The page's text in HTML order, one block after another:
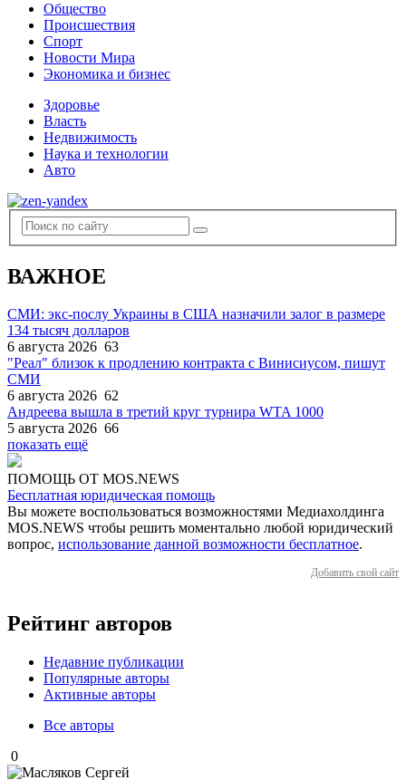
Общество
Происшествия
Спорт
Новости Мира
Экономика и бизнес
Здоровье
Власть
Недвижимость
Наука и технологии
Авто
ВАЖНОЕ
СМИ: экс-послу Украины в США назначили залог в размере
134 тысяч долларов
6 августа 2026 63
"Реал" близок к продлению контракта с Винисиусом, пишут
СМИ
6 августа 2026 62
Андреева вышла в третий круг турнира WTA 1000
5 августа 2026 66
показать ещё
ПОМОЩЬ ОТ MOS.NEWS
Бесплатная юридическая помощь
Вы можете воспользоваться возможностями Медиахолдинга
MOS.NEWS чтобы решить моментально любой юридический
вопрос, использование данной возможности бесплатное.
Добавить свой сайт
Рейтинг авторов
Недавние публикации
Популярные авторы
Активные авторы
Все авторы
0